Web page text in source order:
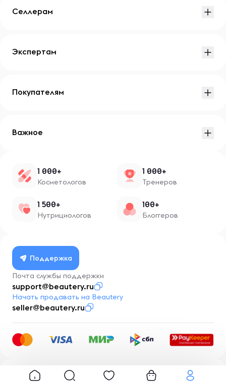
Селлерам
Экспертам
Покупателям
Важное
1 000+
Косметологов
1 000+
Тренеров
1 500+
Нутрициологов
100+
Блоггеров
Поддержка
Почта службы поддержки
support@beautery.ru
Начать продавать на Beautery
seller@beautery.ru
Разработка BusinessMentor.ru